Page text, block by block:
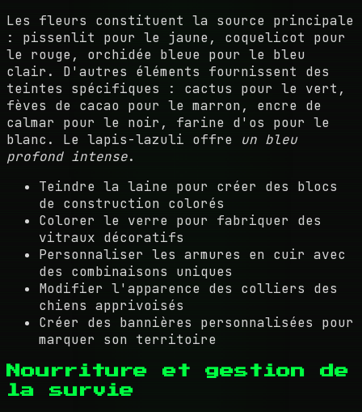
Les fleurs constituent la source principale
: pissenlit pour le jaune, coquelicot pour
le rouge, orchidée bleue pour le bleu
clair. D'autres éléments fournissent des
teintes spécifiques : cactus pour le vert,
fèves de cacao pour le marron, encre de
calmar pour le noir, farine d'os pour le
blanc. Le lapis-lazuli offre un bleu
profond intense.
Teindre la laine pour créer des blocs
de construction colorés
Colorer le verre pour fabriquer des
vitraux décoratifs
Personnaliser les armures en cuir avec
des combinaisons uniques
Modifier l'apparence des colliers des
chiens apprivoisés
Créer des bannières personnalisées pour
marquer son territoire
Nourriture et gestion de
la survie